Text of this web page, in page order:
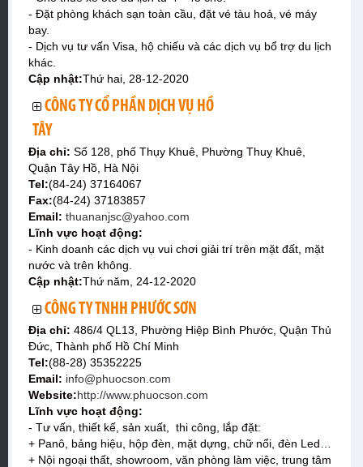
- Đặt phòng khách sạn toàn cầu, đặt vé tàu hoả, vé máy
bay.
- Dịch vụ tư vấn Visa, hộ chiếu và các dịch vụ bổ trợ du lịch
khác.
Cập nhật:Thứ hai, 28-12-2020
CÔNG TY CỔ PHẦN DỊCH VỤ HỒ
TÂY
Địa chỉ: Số 128, phố Thụy Khuê, Phường Thuỵ Khuê,
Quận Tây Hồ, Hà Nội
Tel:(84-24) 37164067
Fax:(84-24) 37183857
Email: thuananjsc@yahoo.com
Lĩnh vực hoạt động:
- Kinh doanh các dịch vụ vui chơi giải trí trên mặt đất, mặt
nước và trên không.
Cập nhật:Thứ năm, 24-12-2020
CÔNG TY TNHH PHƯỚC SƠN
Địa chỉ: 486/4 QL13, Phường Hiệp Bình Phước, Quận Thủ
Đức, Thành phố Hồ Chí Minh
Tel:(88-28) 35352225
Email: info@phuocson.com
Website:http://www.phuocson.com
Lĩnh vực hoạt động:
- Tư vấn, thiết kế, sản xuất, thi công, lắp đặt:
+ Panô, bảng hiệu, hộp đèn, mặt dựng, chữ nổi, đèn Led…
+ Nội ngoại thất, showroom, văn phòng làm việc, trung tâm